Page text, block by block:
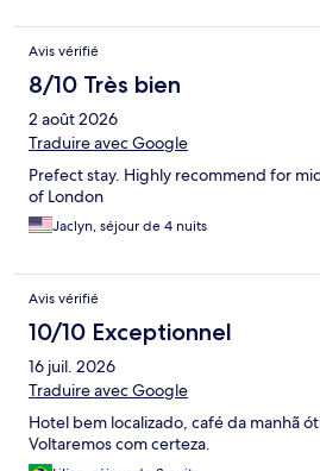
Avis vérifié
8/10 Très bien
2 août 2026
Traduire avec Google
Prefect stay. Highly recommend for
of London
Jaclyn, séjour de 4 nuits
Avis vérifié
10/10 Exceptionnel
16 juil. 2026
Traduire avec Google
Hotel bem localizado, café da manhã
Voltaremos com certeza.